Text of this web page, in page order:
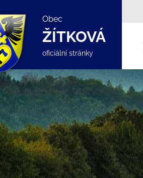
Obec
ŽÍTKOVÁ
oficiální stránky